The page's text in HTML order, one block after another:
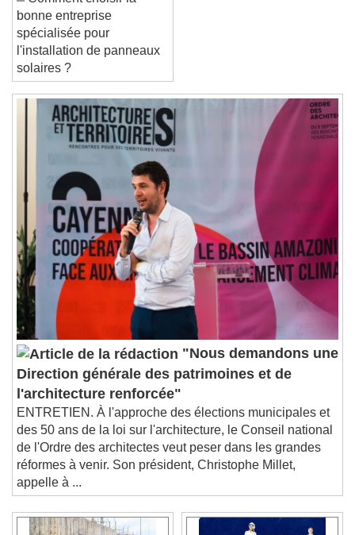
Reset
Done
Close Modal Dialog
End of dialog window.
Comment choisir la
bonne entreprise
spécialisée pour
l'installation de panneaux
solaires ?
"Nous demandons une
Direction générale des patrimoines et de
l'architecture renforcée"
ENTRETIEN. À l'approche des élections municipales et
des 50 ans de la loi sur l'architecture, le Conseil national
de l'Ordre des architectes veut peser dans les grandes
réformes à venir. Son président, Christophe Millet,
appelle à ...